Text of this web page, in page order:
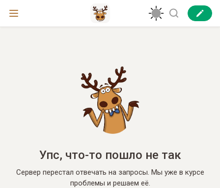
Упс, что-то пошло не так
Сервер перестал отвечать на запросы. Мы уже в курсе
проблемы и решаем её.